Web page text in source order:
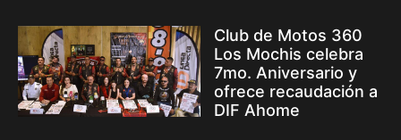
Club de Motos 360
Los Mochis celebra
7mo. Aniversario y
ofrece recaudación a
DIF Ahome